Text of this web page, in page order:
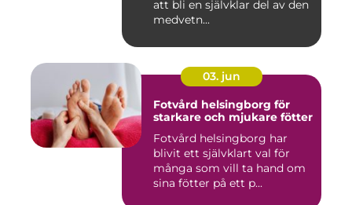
att bli en självklar del av den
medvetn...
03. jun
Fotvård helsingborg för
starkare och mjukare fötter
Fotvård helsingborg har
blivit ett självklart val för
många som vill ta hand om
sina fötter på ett p...